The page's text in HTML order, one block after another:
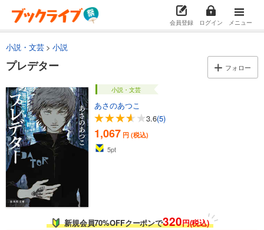
会員登録 ログイン メニュー
小説・文芸 小説
プレデター フォロー
小説・文芸
あさのあつこ
3.6(5)
1,067 円 (税込)
5pt
新規会員70%OFFクーポンで320円(税込)